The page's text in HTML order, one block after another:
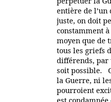
entière de l’un
juste, on doit
constamment
moyen que de
tous les griefs
différends, par
soit possible.
la Guerre, ni
pourroient
est